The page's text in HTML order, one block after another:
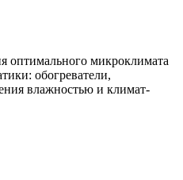
оптимального микроклимата
обогреватели,
влажностью и климат-